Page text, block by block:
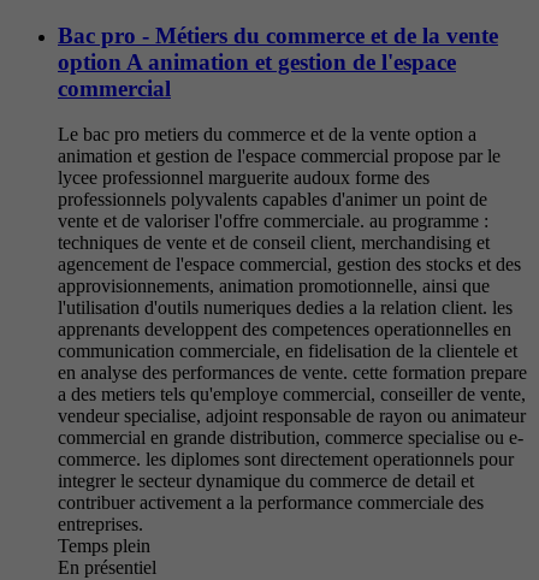
Bac pro - Métiers du commerce et de la vente
option A animation et gestion de l'espace
commercial
Le bac pro metiers du commerce et de la vente option a
animation et gestion de l'espace commercial propose par le
lycee professionnel marguerite audoux forme des
professionnels polyvalents capables d'animer un point de
vente et de valoriser l'offre commerciale. au programme :
techniques de vente et de conseil client, merchandising et
agencement de l'espace commercial, gestion des stocks et des
approvisionnements, animation promotionnelle, ainsi que
l'utilisation d'outils numeriques dedies a la relation client. les
apprenants developpent des competences operationnelles en
communication commerciale, en fidelisation de la clientele et
en analyse des performances de vente. cette formation prepare
a des metiers tels qu'employe commercial, conseiller de vente,
vendeur specialise, adjoint responsable de rayon ou animateur
commercial en grande distribution, commerce specialise ou e-
commerce. les diplomes sont directement operationnels pour
integrer le secteur dynamique du commerce de detail et
contribuer activement a la performance commerciale des
entreprises.
Temps plein
En présentiel